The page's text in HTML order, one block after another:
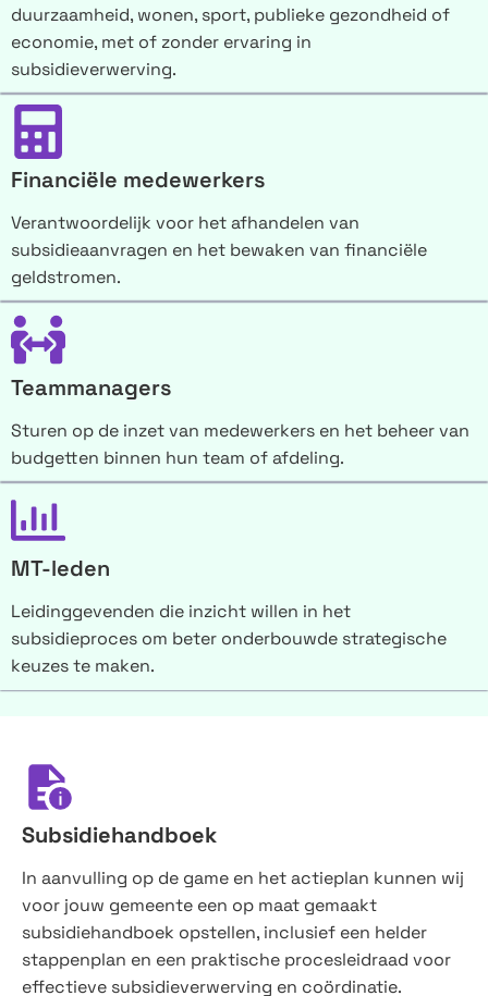
duurzaamheid, wonen, sport, publieke gezondheid of
economie, met of zonder ervaring in
subsidieverwerving.
Financiële medewerkers
Verantwoordelijk voor het afhandelen van
subsidieaanvragen en het bewaken van financiële
geldstromen.
Teammanagers
Sturen op de inzet van medewerkers en het beheer van
budgetten binnen hun team of afdeling.
MT-leden
Leidinggevenden die inzicht willen in het
subsidieproces om beter onderbouwde strategische
keuzes te maken.
Subsidiehandboek
In aanvulling op de game en het actieplan kunnen wij
voor jouw gemeente een op maat gemaakt
subsidiehandboek opstellen, inclusief een helder
stappenplan en een praktische procesleidraad voor
effectieve subsidieverwerving en coördinatie.